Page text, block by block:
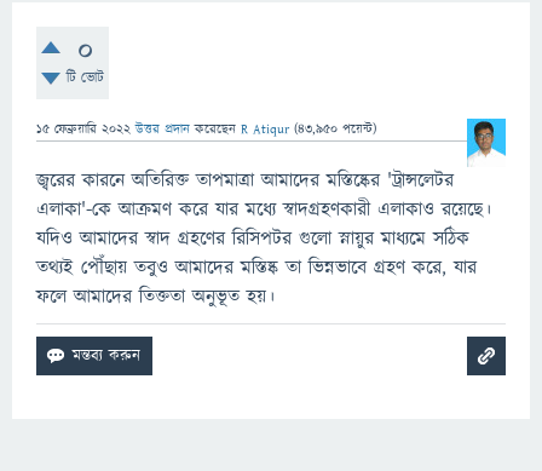
0
টি ভোট
15 ফেব্রুয়ারি 2022 উত্তর প্রদান করেছেন R Atiqur (43,950 পয়েন্ট)
জ্বরের কারনে অতিরিক্ত তাপমাত্রা আমাদের মস্তিষ্কের 'ট্রান্সলেটর
এলাকা'-কে আক্রমণ করে যার মধ্যে স্বাদগ্রহণকারী এলাকাও রয়েছে।
যদিও আমাদের স্বাদ গ্রহণের রিসিপটর গুলো স্নায়ুর মাধ্যমে সঠিক
তথ্যই পৌঁছায় তবুও আমাদের মস্তিষ্ক তা ভিন্নভাবে গ্রহণ করে, যার
ফলে আমাদের তিক্ততা অনুভূত হয়।